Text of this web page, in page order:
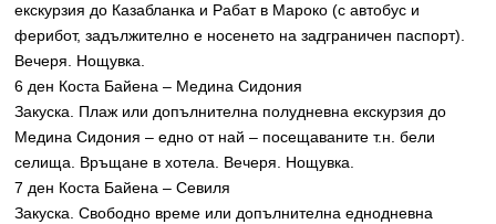
екскурзия до Казабланка и Рабат в Мароко (с автобус и
ферибот, задължително е носенето на задграничен паспорт).
Вечеря. Нощувка.
6 ден Коста Байена – Медина Сидония
Закуска. Плаж или допълнителна полудневна екскурзия до
Медина Сидония – едно от най – посещаваните т.н. бели
селища. Връщане в хотела. Вечеря. Нощувка.
7 ден Коста Байена – Севиля
Закуска. Свободно време или допълнителна еднодневна